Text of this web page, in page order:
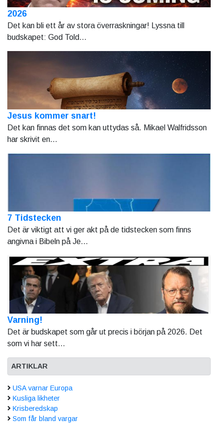
2026
Det kan bli ett år av stora överraskningar! Lyssna till
budskapet: God Told...
Jesus kommer snart!
Det kan finnas det som kan uttydas så. Mikael Walfridsson
har skrivit en...
7 Tidstecken
Det är viktigt att vi ger akt på de tidstecken som finns
angivna i Bibeln på Je...
Varning!
Det är budskapet som går ut precis i början på 2026. Det
som vi har sett...
ARTIKLAR
USA varnar Europa
Kusliga likheter
Krisberedskap
Som får bland vargar